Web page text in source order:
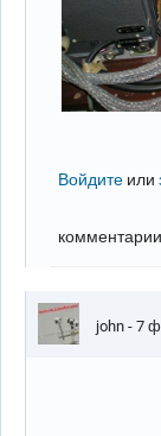
Войдите или
комментарии
john - 7